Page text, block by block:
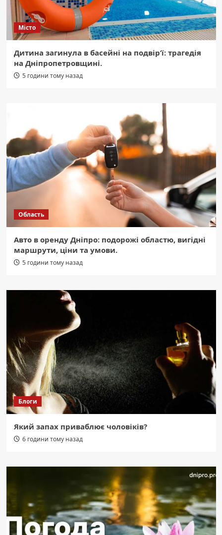
Місто
Дитина загинула в басейні на подвір’ї: трагедія
на Дніпропетровщині.
5 години тому назад
Область
Авто в оренду Дніпро: подорожі областю, вигідні
маршрути, ціни та умови.
5 години тому назад
Блоги
Який запах приваблює чоловіків?
6 години тому назад